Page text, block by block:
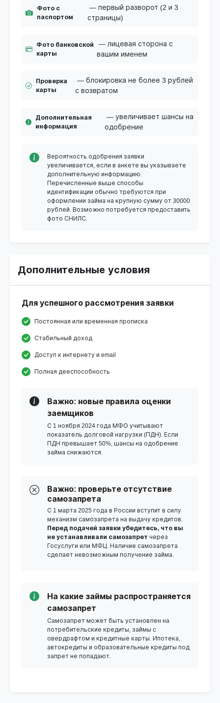
Фото с
паспортом
— первый разворот (2 и 3
страницы)
Фото банковской
карты
— лицевая сторона с
вашим именем
Проверка
карты
— блокировка не более 3 рублей
с возвратом
Дополнительная
информация
— увеличивает шансы на
одобрение
Вероятность одобрения заявки
увеличивается, если в анкете вы указываете
дополнительную информацию.
Перечисленные выше способы
идентификации обычно требуются при
оформлении займа на крупную сумму от 30000
рублей. Возможно потребуется предоставить
фото СНИЛС.
Дополнительные условия
Для успешного рассмотрения заявки
Постоянная или временная прописка
Стабильный доход
Доступ к интернету и email
Полная дееспособность
Важно: новые правила оценки
заемщиков
С 1 ноября 2024 года МФО учитывают
показатель долговой нагрузки (ПДН). Если
ПДН превышает 50%, шансы на одобрение
займа снижаются.
Важно: проверьте отсутствие
самозапрета
С 1 марта 2025 года в России вступит в силу
механизм самозапрета на выдачу кредитов.
Перед подачей заявки убедитесь, что вы
не устанавливали самозапрет через
Госуслуги или МФЦ. Наличие самозапрета
сделает невозможным получение займа.
На какие займы распространяется
самозапрет
Самозапрет может быть установлен на
потребительские кредиты, займы с
овердрафтом и кредитные карты. Ипотека,
автокредиты и образовательные кредиты под
запрет не попадают.